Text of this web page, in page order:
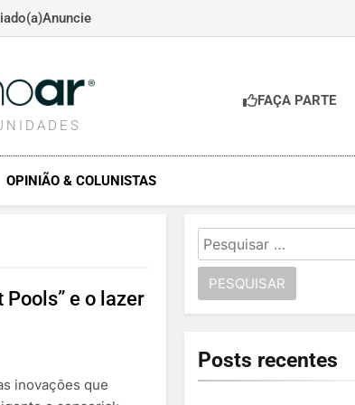
Anuncie
FAÇA PARTE
OPINIÃO & COLUNISTAS
e o lazer
inovações que
Pesquisar
por:
Posts recentes